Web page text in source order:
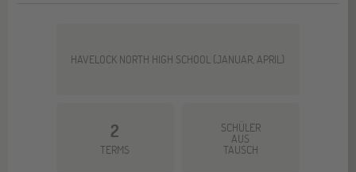
HAVELOCK NORTH HIGH SCHOOL (JANUAR, APRIL)
2
TERMS
SCHÜLER
AUS
TAUSCH